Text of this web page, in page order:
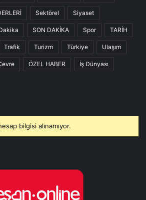
Sektörel Siyaset
SON DAKİKA Spor TARİH
Trafik Turizm Türkiye Ulaşım
ÖZEL HABER İş Dünyası
bilgisi alınamıyor.